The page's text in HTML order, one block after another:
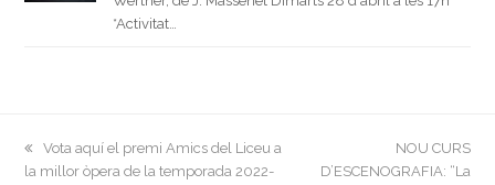
*Activitat…
previous
post:
Vota aquí el premi Amics del Liceu a
la millor òpera de la temporada 2022-
next
post:
NOU CURS
D’ESCENOGRAFIA: “La